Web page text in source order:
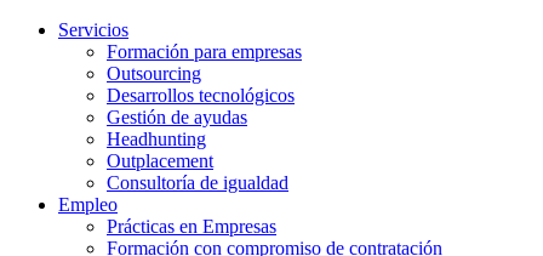
Servicios
Formación para empresas
Outsourcing
Desarrollos tecnológicos
Gestión de ayudas
Headhunting
Outplacement
Consultoría de igualdad
Empleo
Prácticas en Empresas
Formación con compromiso de contratación